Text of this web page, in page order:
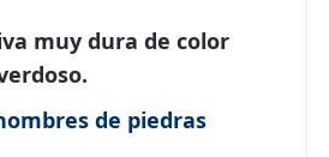
muy dura de color
de piedras